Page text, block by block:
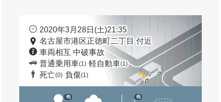
2020年3月28日(土)21:35
名古屋市港区正徳町二丁目 付近
車両相互 中破事故
普通乗用車(1) 軽自動車(1)
死亡(0) 負傷(1)
他 他